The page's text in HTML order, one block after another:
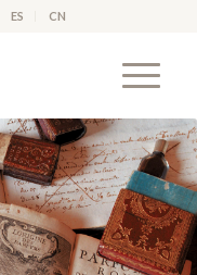
ES CN